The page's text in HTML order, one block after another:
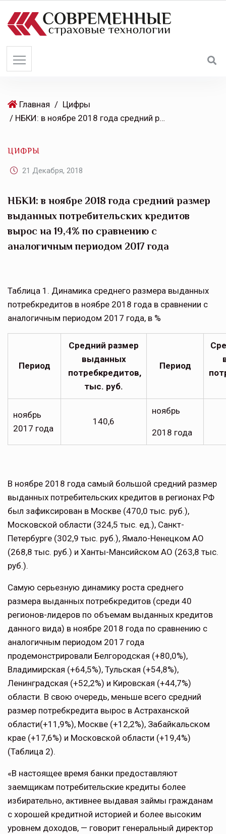
Главная / Цифры
/ НБКИ: в ноябре 2018 года средний размер выданных потребительских кредитов вырос на 19,4% по сравнению с аналогичным периодом 2017 года
ЦИФРЫ
21 Декабря, 2018
НБКИ: в ноябре 2018 года средний размер
выданных потребительских кредитов
вырос на 19,4% по сравнению с
аналогичным периодом 2017 года
Таблица 1. Динамика среднего размера выданных
потребкредитов в ноябре 2018 года в сравнении с
аналогичным периодом 2017 года, в %
Период
Средний размер
выданных
потребкредитов,
тыс. руб.
Период
ноябрь
2017 года
140,6
ноябрь
2018 года
В ноябре 2018 года самый большой средний размер
выданных потребительских кредитов в регионах РФ
был зафиксирован в Москве (470,0 тыс. руб.),
Московской области (324,5 тыс. ед.), Санкт-
Петербурге (302,9 тыс. руб.), Ямало-Ненецком АО
(268,8 тыс. руб.) и Ханты-Мансийском АО (263,8 тыс.
руб.).
Самую серьезную динамику роста среднего
размера выданных потребкредитов (среди 40
регионов-лидеров по объемам выданных кредитов
данного вида) в ноябре 2018 года по сравнению с
аналогичным периодом 2017 года
продемонстрировали Белгородская (+80,0%),
Владимирская (+64,5%), Тульская (+54,8%),
Ленинградская (+52,2%) и Кировская (+44,7%)
области. В свою очередь, меньше всего средний
размер потребкредита вырос в Астраханской
области(+11,9%), Москве (+12,2%), Забайкальском
крае (+17,6%) и Московской области (+19,4%)
(Таблица 2).
«В настоящее время банки предоставляют
заемщикам потребительские кредиты более
избирательно, активнее выдавая займы гражданам
с хорошей кредитной историей и более высоким
уровнем доходов, — говорит генеральный директор